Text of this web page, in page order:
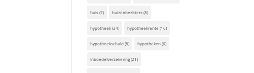
huis(7) huizenbezitters(8)
hypotheek(34) hypotheekrente (16)
hypotheekschuld(8) hypotheken(6)
inboedelverzekering(21)